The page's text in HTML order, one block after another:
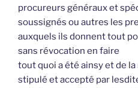
procureurs généraux et
soussignés ou autres les
auxquels ils donnent tout
sans révocation en faire
tout quoi a été ainsy et de
stipulé et accepté par